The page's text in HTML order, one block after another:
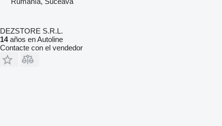
DEZSTORE S.R.L.
14años en Autoline
Contacte con el vendedor